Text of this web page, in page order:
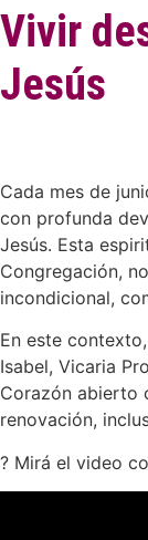
Vivir
Jesús
Cada mes de
con profunda
Jesús. Esta
Congregación,
incondicional,
En este
Isabel, Vicaria
Corazón abierto
renovación,
?️ Mirá el video